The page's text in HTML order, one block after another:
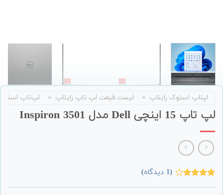
لپتاپ استوک رایتاپ » لیست قیمت لپ تاپ رایتاپ » لپ‌تاپ
لپ تاپ 15 اینچی Dell مدل Inspiron 3501
(
1 دیدگاه)